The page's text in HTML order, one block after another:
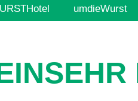
umdieWurst